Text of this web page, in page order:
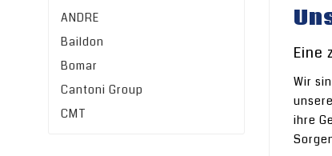
ANDRE
Baildon
Bomar
Cantoni Group
CMT
Eine
Wir
ihre